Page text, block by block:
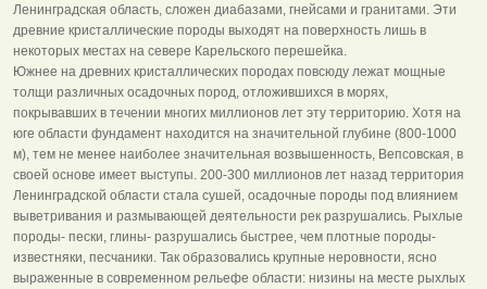
Ленинградская область, сложен диабазами, гнейсами и гранитами. Эти
древние кристаллические породы выходят на поверхность лишь в
некоторых местах на севере Карельского перешейка.
Южнее на древних кристаллических породах повсюду лежат мощные
толщи различных осадочных пород, отложившихся в морях,
покрывавших в течении многих миллионов лет эту территорию. Хотя на
юге области фундамент находится на значительной глубине (800-1000
м), тем не менее наиболее значительная возвышенность, Вепсовская, в
своей основе имеет выступы. 200-300 миллионов лет назад территория
Ленинградской области стала сушей, осадочные породы под влиянием
выветривания и размывающей деятельности рек разрушались. Рыхлые
породы- пески, глины- разрушались быстрее, чем плотные породы-
известняки, песчаники. Так образовались крупные неровности, ясно
выраженные в современном рельефе области: низины на месте рыхлых